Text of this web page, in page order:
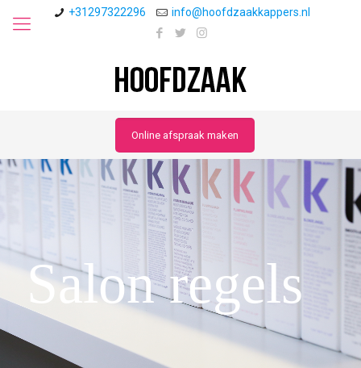
+31297322296 info@hoofdzaakkappers.nl
Online afspraak maken
Salon regels